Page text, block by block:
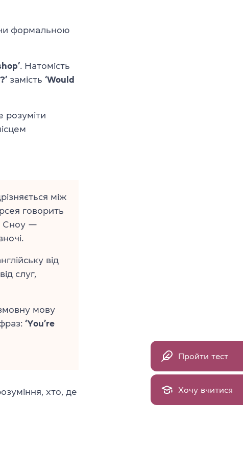
чи формальною
. Натомість
замість ‘Would
розуміти
між
говорить
Сноу —
від
слуг,
мову
‘You’re
хто, де
Пройти тест
Хочу вчитися